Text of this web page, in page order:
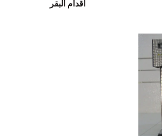
أقدام البقر